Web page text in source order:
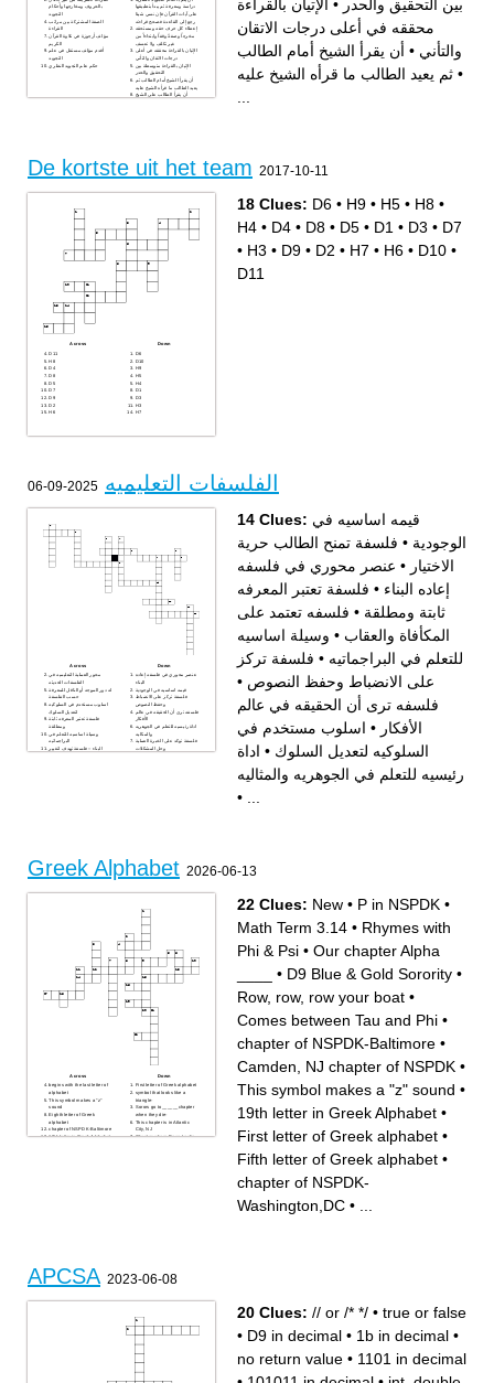
بالحروف ومخارجها وأحكام
التجويد
الصفة المشتركة بين مراتب
القراءة
مؤلف أرجوزة في تلاوة القرآن
الكريم
أقدم مؤلف مستقل في علم
التجويد
حكم علم التجويد النظري
دراسة ومعرفة ثم يبدأ بتطبيقها
على آيات القرآن فإن نسي شيئا
رجع إلى القاعدة فصحح قراءته
إعطاء كل حرف حقه ومستحقه
مخرجاً وصفةً وقفاً وابتداءاً من
غير تكلف ولا تعسف
الإتيان بالقراءة محققه في أعلى
درجات الاتقان والتأني
الإتيان بالقراءة متوسطة بين
التحقيق والحدر
أن يقرأ الشيخ أمام الطالب ثم
يعيد الطالب ما قرأه الشيخ عليه
أن يقرأ الطالب على الشيخ
بين التحقيق والحدر • الإتيان بالقراءة
محققه في أعلى درجات الاتقان
والتأني • أن يقرأ الشيخ أمام الطالب
ثم يعيد الطالب ما قرأه الشيخ عليه •
De kortste uit het team 2017-10-11
Across
D11
H8
D4
D8
D5
D7
D9
D2
H6
Down
D6
D10
H9
H5
H4
D1
D3
H3
H7
18 Clues: D6 • H9 • H5 • H8 •
H4 • D4 • D8 • D5 • D1 • D3 • D7
• H3 • D9 • D2 • H7 • H6 • D10 •
D11
الفلسفات التعليميه 2025-09-06
Across
محور العملية التعليميه في
الفلسفات الحديثه
له دور الموجه أو الناقل للمعرفة
حسب الفلسفة
اسلوب مستخدم في السلوكيه
لتعديل السلوك
فلسفة تعتبر المعرفه ثابتة
ومطلقة
وسيلة اساسيه للتعلم في
البراجماتيه
البناء – فلسفة تهدف لتغيير
Down
عنصر محوري في فلسفه إعاده
البناء
قيمه اساسيه في الوجودية
فلسفة تركز على الانضباط
وحفظ النصوص
فلسفه ترى أن الحقيقه في عالم
الأفكار
اداة رئيسيه للتعلم في الجوهريه
والمثاليه
فلسفة توكد على الخبرة العملية
وحل المشكلات
14 Clues: قيمه اساسيه في
الوجودية • فلسفة تمنح الطالب حرية
الاختيار • عنصر محوري في فلسفه
إعاده البناء • فلسفة تعتبر المعرفه
ثابتة ومطلقة • فلسفه تعتمد على
المكأفاة والعقاب • وسيلة اساسيه
للتعلم في البراجماتيه • فلسفة تركز
على الانضباط وحفظ النصوص •
فلسفه ترى أن الحقيقه في عالم
الأفكار • اسلوب مستخدم في
السلوكيه لتعديل السلوك • اداة
رئيسيه للتعلم في الجوهريه والمثاليه
•
Greek Alphabet 2026-06-13
Across
begins with the last letter of
alphabet
This symbol makes a "z"
sound
Eighth letter of Greek
alphabet
chapter of NSPDK-Baltimore
19th letter in Greek Alphabet
Down
First letter of Greek alphabet
symbol that looks like a
triangle-
Sorors go to______chapter
when they die-
This chapter is in Atlantic
City, NJ
Chapter where Dean Leslie
22 Clues: New • P in NSPDK •
Math Term 3.14 • Rhymes with
Phi & Psi • Our chapter Alpha
• D9 Blue & Gold Sorority •
Row, row, row your boat •
Comes between Tau and Phi •
chapter of NSPDK-Baltimore •
Camden, NJ chapter of NSPDK •
This symbol makes a "z" sound •
19th letter in Greek Alphabet •
First letter of Greek alphabet •
Fifth letter of Greek alphabet •
chapter of NSPDK-
Washington,DC •
APCSA 2023-06-08
20 Clues: // or /* */ • true or false
• D9 in decimal • 1b in decimal •
no return value • 1101 in decimal